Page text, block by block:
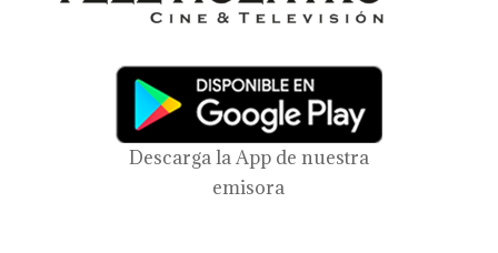
Descarga la App de nuestra
emisora